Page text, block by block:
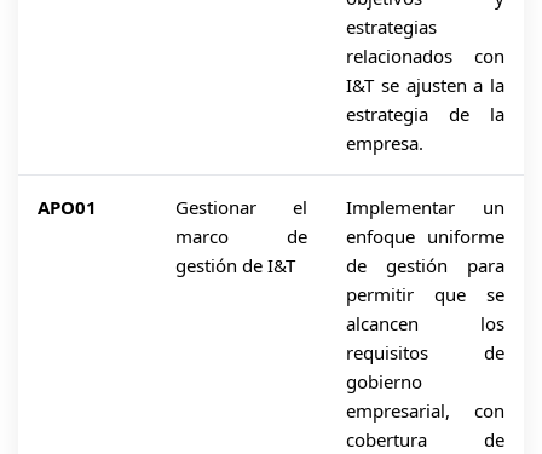
estrategias
relacionados con
I&T se ajusten a la
estrategia de la
empresa.
APO01
Gestionar el
marco de
gestión de I&T
Implementar un
enfoque uniforme
de gestión para
permitir que se
alcancen los
requisitos de
gobierno
empresarial, con
cobertura de